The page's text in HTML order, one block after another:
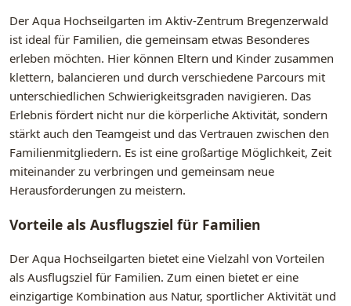
Der Aqua Hochseilgarten im Aktiv-Zentrum Bregenzerwald
ist ideal für Familien, die gemeinsam etwas Besonderes
erleben möchten. Hier können Eltern und Kinder zusammen
klettern, balancieren und durch verschiedene Parcours mit
unterschiedlichen Schwierigkeitsgraden navigieren. Das
Erlebnis fördert nicht nur die körperliche Aktivität, sondern
stärkt auch den Teamgeist und das Vertrauen zwischen den
Familienmitgliedern. Es ist eine großartige Möglichkeit, Zeit
miteinander zu verbringen und gemeinsam neue
Herausforderungen zu meistern.
Vorteile als Ausflugsziel für Familien
Der Aqua Hochseilgarten bietet eine Vielzahl von Vorteilen
als Ausflugsziel für Familien. Zum einen bietet er eine
einzigartige Kombination aus Natur, sportlicher Aktivität und